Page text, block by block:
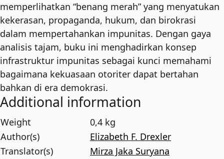
memperlihatkan “benang merah” yang menyatukan
kekerasan, propaganda, hukum, dan birokrasi
dalam mempertahankan impunitas. Dengan gaya
analisis tajam, buku ini menghadirkan konsep
infrastruktur impunitas sebagai kunci memahami
bagaimana kekuasaan otoriter dapat bertahan
bahkan di era demokrasi.
Additional information
Weight
0,4 kg
Author(s)
Elizabeth F. Drexler
Translator(s)
Mirza Jaka Suryana